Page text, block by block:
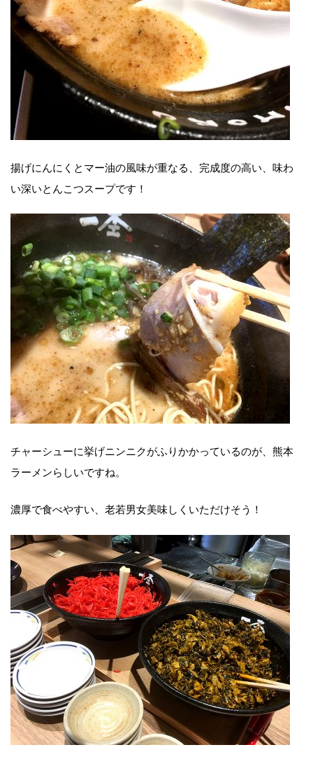
揚げにんにくとマー油の風味が重なる、完成度の高い、味わ
い深いとんこつスープです！
チャーシューに挙げニンニクがふりかかっているのが、熊本
ラーメンらしいですね。
濃厚で食べやすい、老若男女美味しくいただけそう！